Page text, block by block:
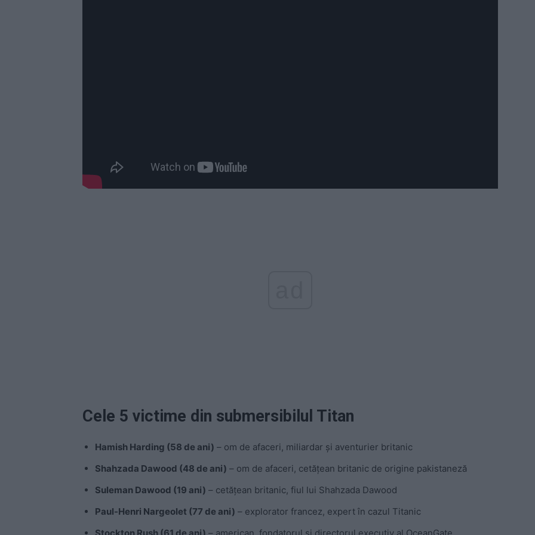
Cele 5 victime din submersibilul Titan
Hamish Harding (58 de ani) – om de afaceri, miliardar şi aventurier britanic
Shahzada Dawood (48 de ani) – om de afaceri, cetățean britanic de origine pakistaneză
Suleman Dawood (19 ani) – cetățean britanic, fiul lui Shahzada Dawood
Paul-Henri Nargeolet (77 de ani) – explorator francez, expert în cazul Titanic